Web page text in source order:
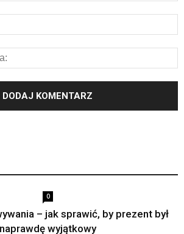
0
– jak sprawić, by prezent był
naprawdę wyjątkowy